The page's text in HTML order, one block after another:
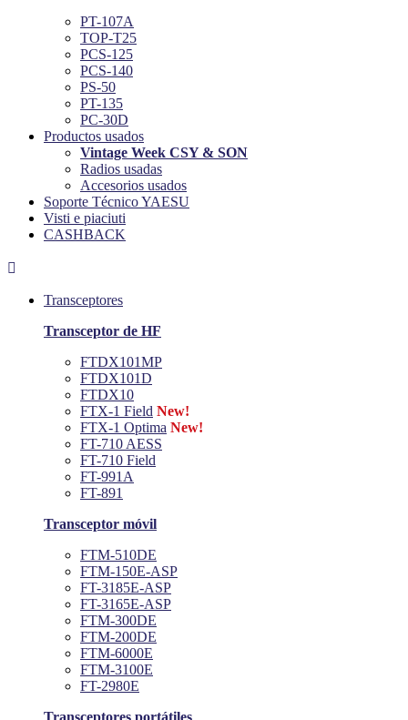
PT-107A
TOP-T25
PCS-125
PCS-140
PS-50
PT-135
PC-30D
Productos usados
Vintage Week CSY & SON
Radios usadas
Accesorios usados
Soporte Técnico YAESU
Visti e piaciuti
CASHBACK

Transceptores
Transceptor de HF
FTDX101MP
FTDX101D
FTDX10
FTX-1 Field New!
FTX-1 Optima New!
FT-710 AESS
FT-710 Field
FT-991A
FT-891
Transceptor móvil
FTM-510DE
FTM-150E-ASP
FT-3185E-ASP
FT-3165E-ASP
FTM-300DE
FTM-200DE
FTM-6000E
FTM-3100E
FT-2980E
Transceptores portátiles